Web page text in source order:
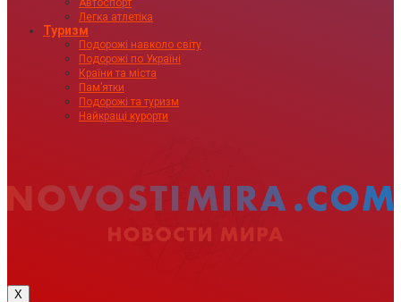
Автоспорт
Легка атлетіка
Туризм
Подорожі навколо світу
Подорожі по Україні
Країни та міста
Пам’ятки
Подорожі та туризм
Найкращі курорти
X